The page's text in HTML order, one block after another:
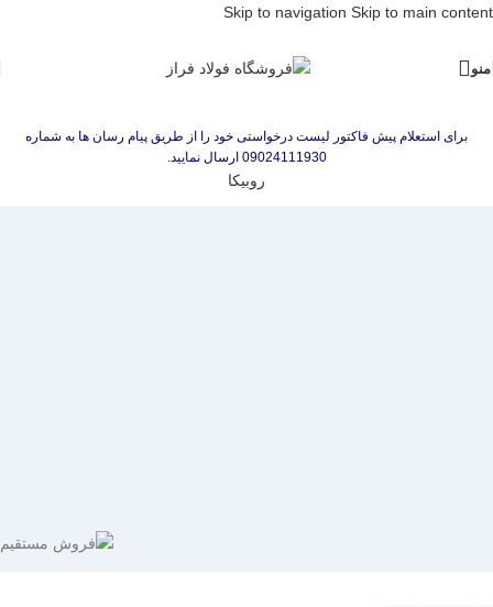
Skip to navigation Skip to main content
منو
برای استعلام پیش فاکتور لیست درخواستی خود را از طریق پیام رسان ها به شماره
09024111930 ارسال نمایید.
روبیکا